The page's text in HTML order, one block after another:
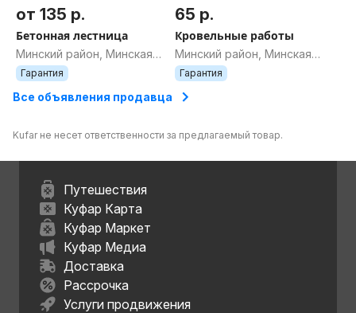
от 135 р.
Бетонная лестница
Минский район, Минская
область
Гарантия
65 р.
Кровельные работы
Минский район, Минская
область
Гарантия
Все объявления продавца
Kufar не несет ответственности за предлагаемый товар.
Путешествия
Куфар Карта
Куфар Маркет
Куфар Медиа
Доставка
Рассрочка
Услуги продвижения